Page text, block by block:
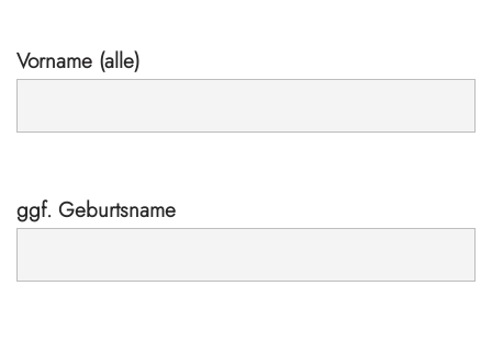
Vorname (alle)
ggf. Geburtsname